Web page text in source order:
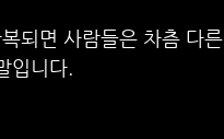
되면 사람들은 차츰 다른
입니다.